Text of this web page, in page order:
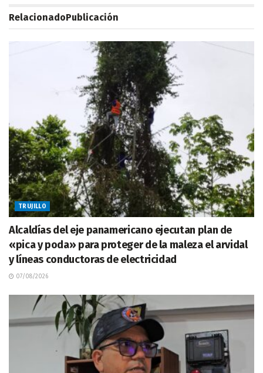
RelacionadoPublicación
TRUJILLO
Alcaldías del eje panamericano ejecutan plan de
«pica y poda» para proteger de la maleza el arvidal
y líneas conductoras de electricidad
07/08/2026